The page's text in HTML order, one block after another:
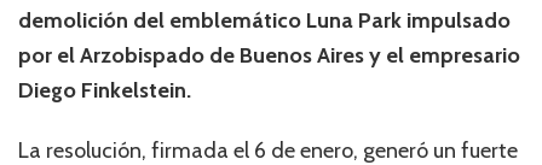
demolición del emblemático Luna Park impulsado
por el Arzobispado de Buenos Aires y el empresario
Diego Finkelstein.
La resolución, firmada el 6 de enero, generó un fuerte